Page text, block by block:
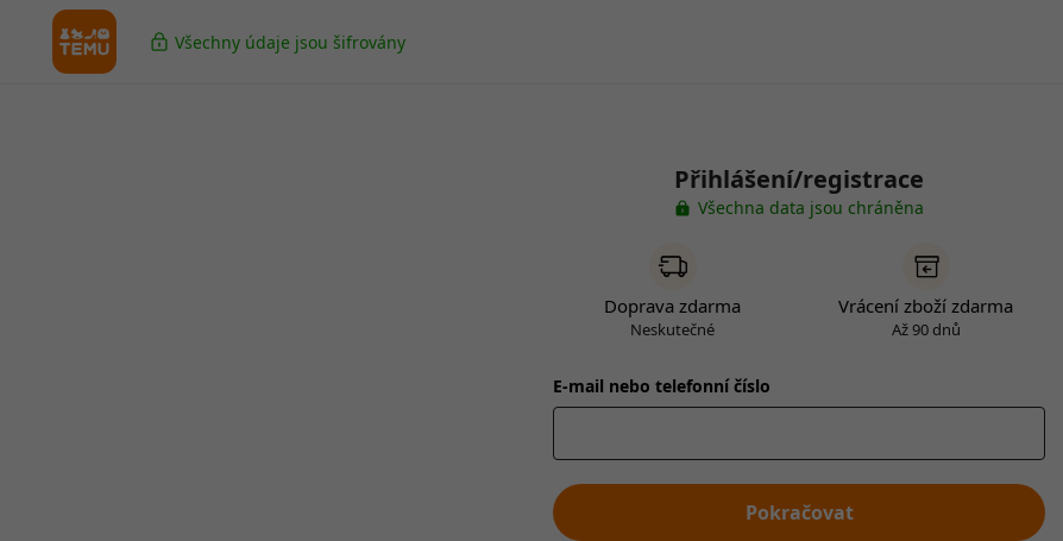
Všechny údaje jsou šifrovány
Přihlášení/registrace
Všechna data jsou chráněna
Doprava zdarma
Neskutečné
Vrácení zboží zdarma
Až 90 dnů
E-mail nebo telefonní číslo
Pokračovat